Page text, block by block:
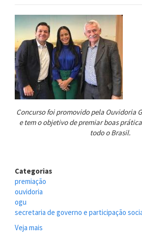
Concursofoipromovido pela Ouvidoria
e tem o objetivo de premiar boas
todo o Brasil.
Categorias
premiação
ouvidoria
ogu
secretaria de governo e participação
Veja mais